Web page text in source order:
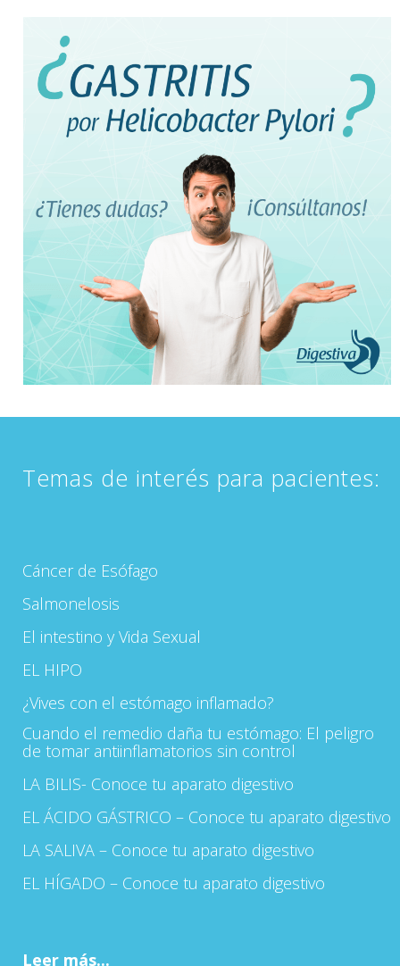
Temas de interés para pacientes:
Cáncer de Esófago
Salmonelosis
El intestino y Vida Sexual
EL HIPO
¿Vives con el estómago inflamado?
Cuando el remedio daña tu estómago: El peligro
de tomar antiinflamatorios sin control
LA BILIS- Conoce tu aparato digestivo
EL ÁCIDO GÁSTRICO – Conoce tu aparato digestivo
LA SALIVA – Conoce tu aparato digestivo
EL HÍGADO – Conoce tu aparato digestivo
Leer más...